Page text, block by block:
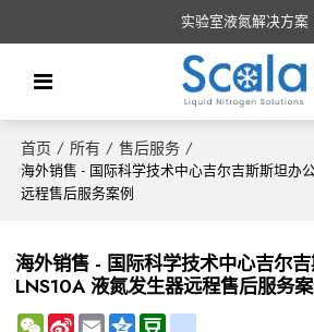
实验室液氮解决方案
首页 / 所有 / 售后服务 /
海外销售 - 国际科学技术中心吉尔吉斯斯坦办
远程售后服务案例
海外销售 - 国际科学技术中心吉尔
LNS10A 液氮发生器远程售后服务
WeChat
Sina Email Qzone